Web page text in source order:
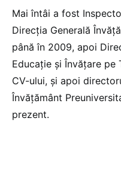
Mai întâi a fost
Direcția Generală
până în 2009, apoi
Educaţie şi Învăţare pe
CV-ului, și apoi
Învățământ
prezent.